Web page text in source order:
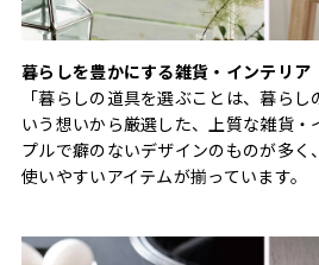
暮らしを豊かにする雑貨・インテリア
「暮らしの道具を選ぶことは、暮ら
いう想いから厳選した、上質な雑貨・
プルで癖のないデザインのものが多く
使いやすいアイテムが揃っています。